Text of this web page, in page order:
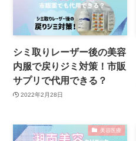
シミ取りレーザー後の美容
内服で戻りジミ対策！市販
サプリで代用できる？
2022年2月28日
美容医療